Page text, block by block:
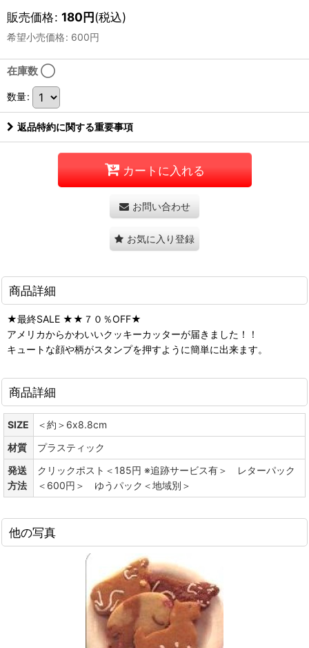
販売価格: 180円(税込)
希望小売価格: 600円
在庫数 ◯
数量:
返品特約に関する重要事項
カートに入れる
お問い合わせ
お気に入り登録
商品詳細
★最終SALE ★★７０％OFF★
アメリカからかわいいクッキーカッターが届きました！！
キュートな顔や柄がスタンプを押すように簡単に出来ます。
商品詳細
SIZE
＜約＞6x8.8cm
材質
プラスティック
発送
方法
クリックポスト＜185円 ※追跡サービス有＞ レターパック
＜600円＞ ゆうパック＜地域別＞
他の写真